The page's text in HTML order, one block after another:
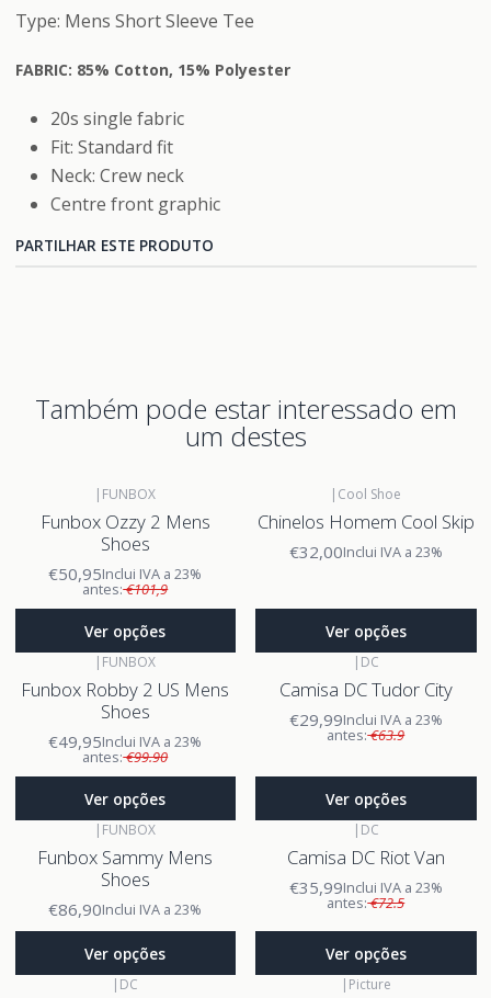
Type: Mens Short Sleeve Tee
FABRIC: 85% Cotton, 15% Polyester
20s single fabric
Fit: Standard fit
Neck: Crew neck
Centre front graphic
PARTILHAR ESTE PRODUTO
Também pode estar interessado em
um destes
| FUNBOX
Funbox Ozzy 2 Mens
Shoes
€50,95Inclui IVA a 23%
antes:€101,9
Ver opções
| Cool Shoe
Chinelos Homem Cool Skip
€32,00Inclui IVA a 23%
Ver opções
| FUNBOX
Funbox Robby 2 US Mens
Shoes
€49,95Inclui IVA a 23%
antes:€99.90
Ver opções
| DC
Camisa DC Tudor City
€29,99Inclui IVA a 23%
antes:€63.9
Ver opções
| FUNBOX
Funbox Sammy Mens
Shoes
€86,90Inclui IVA a 23%
Ver opções
| DC
Camisa DC Riot Van
€35,99Inclui IVA a 23%
antes:€72.5
Ver opções
| DC | Picture